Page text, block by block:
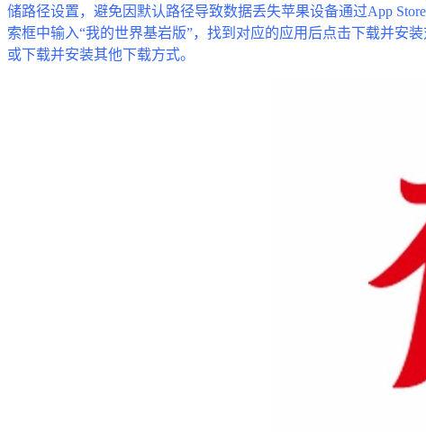
储路径设置，避免因默认路径导致数据丢失苹果设备通过App
索框中输入“我的世界基岩版”，找到对应的应用后点击下载并安
或下载并安装其他下载方式。